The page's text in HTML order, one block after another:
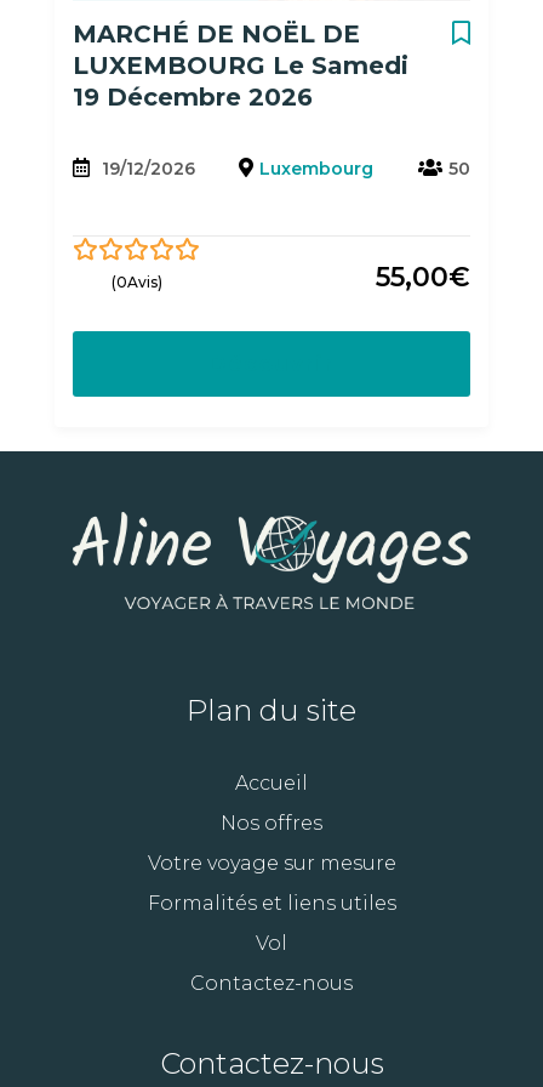
MARCHÉ DE NOËL DE
LUXEMBOURG Le Samedi
19 Décembre 2026
19/12/2026 Luxembourg 50
55,00€
of
(0Avis)
Plan du site
Accueil
Nos offres
Votre voyage sur mesure
Formalités et liens utiles
Vol
Contactez-nous
Contactez-nous